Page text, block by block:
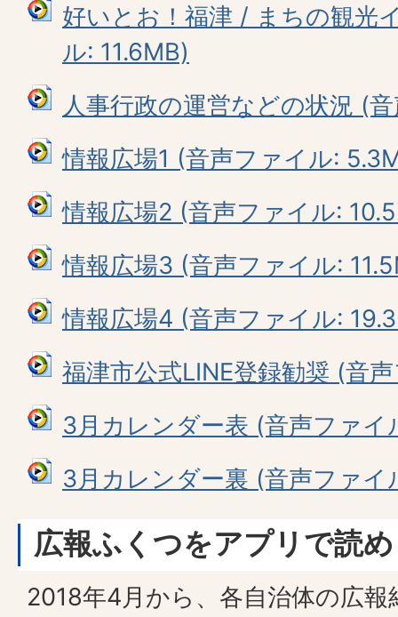
好いとお！福津 / まちの観光
ル: 11.6MB)
人事行政の運営などの状況 (
情報広場1 (音声ファイル:
情報広場2 (音声ファイル:
情報広場3 (音声ファイル:
情報広場4 (音声ファイル:
福津市公式LINE登録勧奨 (音
3月カレンダー表 (音声ファイ
3月カレンダー裏 (音声ファイ
広報ふくつをアプリで読
2018年4月から、各自治体の広